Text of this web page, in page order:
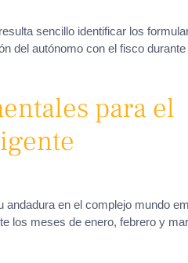
sencillo identificar los
del autónomo con el fisco
para el
en el complejo mundo
los meses de enero, febrero y